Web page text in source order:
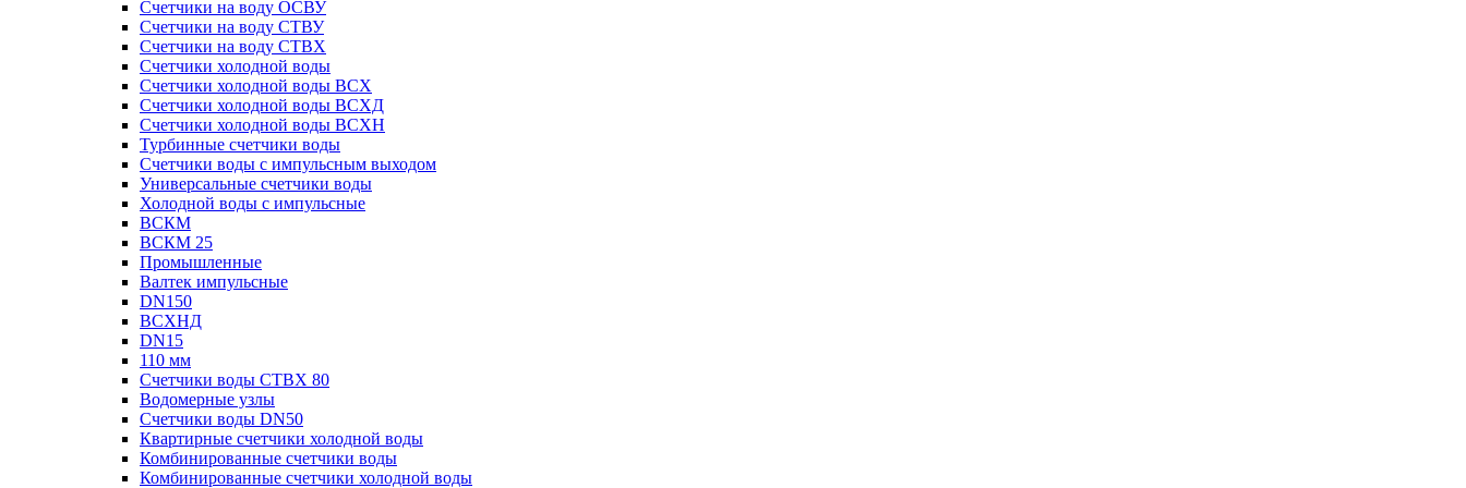
Счетчики на воду ОСВУ
Счетчики на воду СТВУ
Счетчики на воду СТВХ
Счетчики холодной воды
Счетчики холодной воды ВСХ
Счетчики холодной воды ВСХД
Счетчики холодной воды ВСХН
Турбинные счетчики воды
Счетчики воды с импульсным выходом
Универсальные счетчики воды
Холодной воды с импульсные
ВСКМ
ВСКМ 25
Промышленные
Валтек импульсные
DN150
ВСХНД
DN15
110 мм
Счетчики воды СТВХ 80
Водомерные узлы
Счетчики воды DN50
Квартирные счетчики холодной воды
Комбинированные счетчики воды
Комбинированные счетчики холодной воды